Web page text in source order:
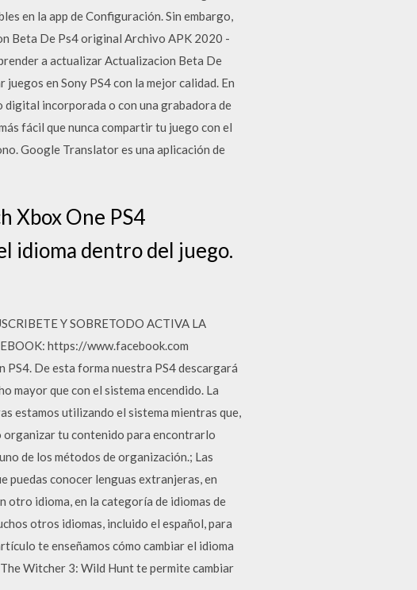
en la app de Configuración. Sin embargo,
Beta De Ps4 original Archivo APK 2020 -
a actualizar Actualizacion Beta De
en Sony PS4 con la mejor calidad. En
incorporada o con una grabadora de
fácil que nunca compartir tu juego con el
Google Translator es una aplicación de
Xbox One PS4
idioma dentro del juego.
Y SOBRETODO ACTIVA LA
https://www.facebook.com
De esta forma nuestra PS4 descargará
mayor que con el sistema encendido. La
estamos utilizando el sistema mientras que,
organizar tu contenido para encontrarlo
de los métodos de organización.; Las
puedas conocer lenguas extranjeras, en
idioma, en la categoría de idiomas de
otros idiomas, incluido el español, para
te enseñamos cómo cambiar el idioma
Witcher 3: Wild Hunt te permite cambiar